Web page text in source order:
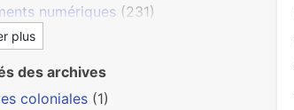
numériques (231)
plus
des archives
coloniales (1)